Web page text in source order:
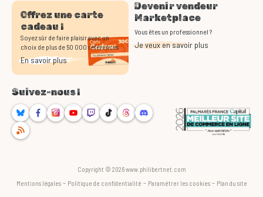
Offrez une carte
cadeau !
Soyez sûr de faire plaisir avec un
choix de plus de 50 000 références
En savoir plus
Devenir vendeur
Marketplace
Vous êtes un professionnel ?
Je veux en savoir plus
Suivez-nous !
BlueskyFacebookInstagram
YoutubeTwitchTikTokThreadsDiscord
RSS
Copyright © 2026 www.philibertnet.com
Mentions légales- Politique de confidentialité - Paramétrer les cookies- Plan du site